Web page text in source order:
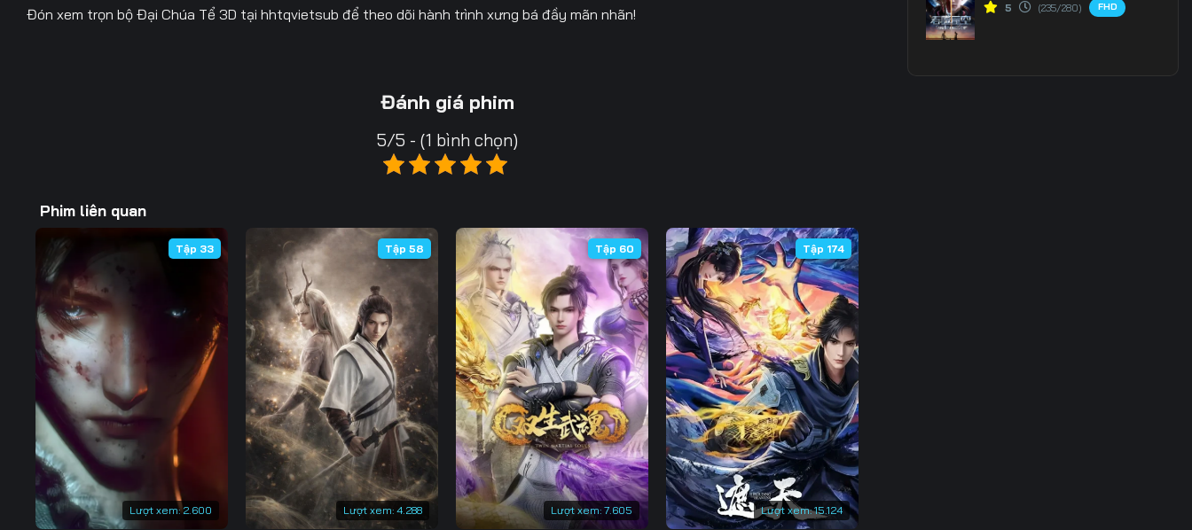
Đón xem trọn bộ Đại Chúa Tể 3D tại hhtqvietsub để theo dõi hành trình xưng bá đầy mãn nhãn!
Đánh giá phim
5/5 - (1 bình chọn)
Phim liên quan
Lượt xem: 2.600
Tập 33
Lượt xem: 4.288
Tập 58
Lượt xem: 7.605
Tập 60
Lượt xem:15.124
Tập 174
5 (235/280) FHD